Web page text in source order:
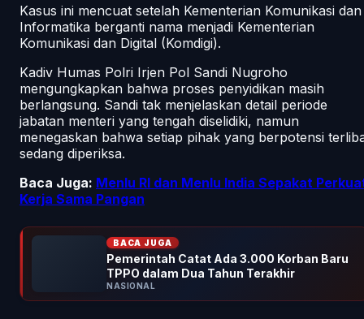
Kasus ini mencuat setelah Kementerian Komunikasi dan
Informatika berganti nama menjadi Kementerian
Komunikasi dan Digital (Komdigi).
Kadiv Humas Polri Irjen Pol Sandi Nugroho
mengungkapkan bahwa proses penyidikan masih
berlangsung. Sandi tak menjelaskan detail periode
jabatan menteri yang tengah diselidiki, namun
menegaskan bahwa setiap pihak yang berpotensi
sedang diperiksa.
Baca Juga: Menlu RI dan Menlu India Sepakat
Kerja Sama Pangan
BACA JUGA
Pemerintah Catat Ada 3.000 Korban Baru
TPPO dalam Dua Tahun Terakhir
NASIONAL